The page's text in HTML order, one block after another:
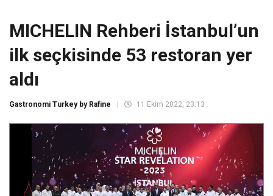
MICHELIN Rehberi İstanbul’un
ilk seçkisinde 53 restoran yer
aldı
Gastronomi Turkey by Rafine 11 Ekim 2022, 23:13